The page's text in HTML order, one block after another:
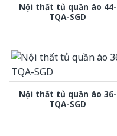
Nội thất tủ quần áo 44-
TQA-SGD
Nội thất tủ quần áo 36-
TQA-SGD